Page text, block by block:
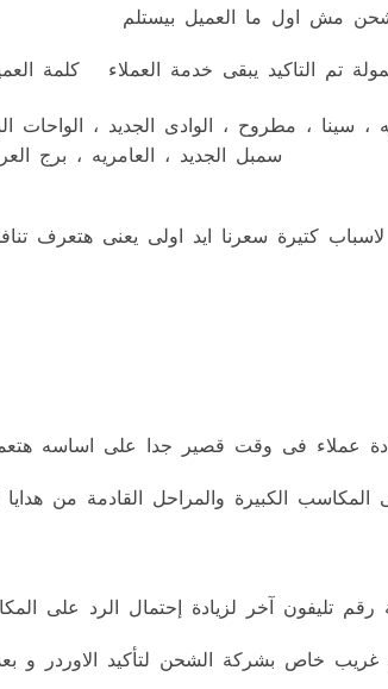
مش اول ما العميل بيستلم
تم التاكيد يبقى خدمة العملاء كلمة
، سينا ، مطروح ، الوادى الجديد ،
سمبل الجديد ، العامريه ، برج
كتيرة سعرنا ايد اولى يعنى هتعرف
عملاء فى وقت قصير جدا على اساسه
المكاسب الكبيرة والمراحل القادمة من
تليفون آخر لزيادة إحتمال الرد على
خاص بشركة الشحن لتأكيد الاوردر و